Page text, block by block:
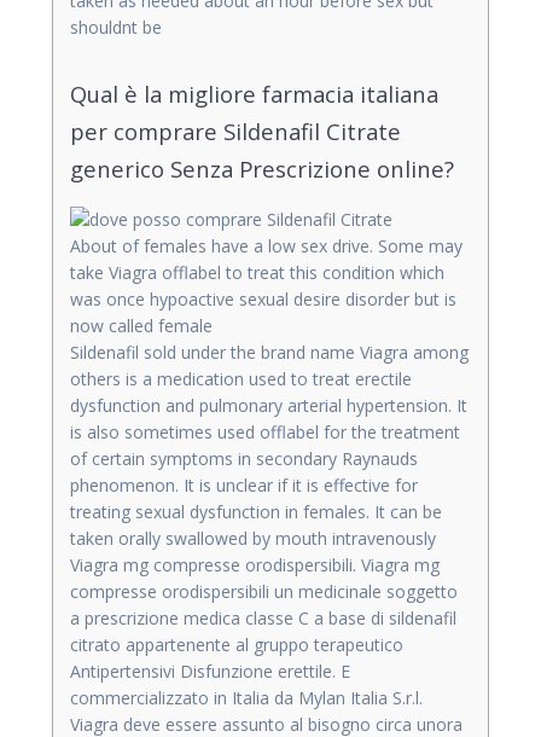
shouldnt be
Qual è la migliore farmacia italiana
per comprare Sildenafil Citrate
generico Senza Prescrizione online?
About of females have a low sex drive. Some may
take Viagra offlabel to treat this condition which
was once hypoactive sexual desire disorder but is
now called female
Sildenafil sold under the brand name Viagra among
others is a medication used to treat erectile
dysfunction and pulmonary arterial hypertension. It
is also sometimes used offlabel for the treatment
of certain symptoms in secondary Raynauds
phenomenon. It is unclear if it is effective for
treating sexual dysfunction in females. It can be
taken orally swallowed by mouth intravenously
Viagra mg compresse orodispersibili. Viagra mg
compresse orodispersibili un medicinale soggetto
a prescrizione medica classe C a base di sildenafil
citrato appartenente al gruppo terapeutico
Antipertensivi Disfunzione erettile. E
commercializzato in Italia da Mylan Italia S.r.l.
Viagra deve essere assunto al bisogno circa unora